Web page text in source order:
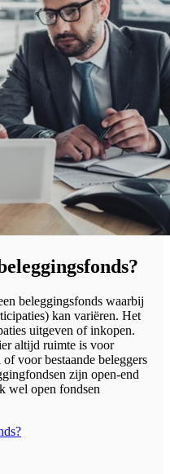
beleggingsfonds waarbij
kan variëren. Het
uitgeven of inkopen.
altijd ruimte is voor
voor bestaande beleggers
zijn open-end
wel open fondsen